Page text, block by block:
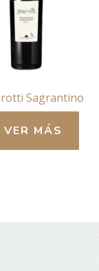
Sagrantino
VER MÁS